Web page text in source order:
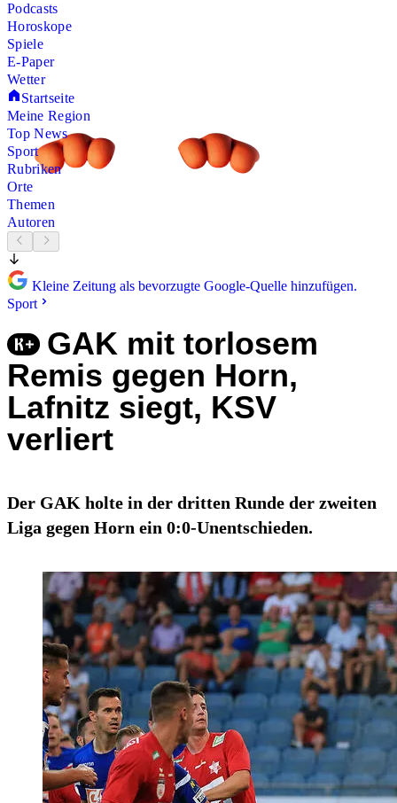
Podcasts
Horoskope
Spiele
E-Paper
Wetter
Startseite
Meine Region
Top News
Sport
Rubriken
Orte
Themen
Autoren
Kleine Zeitung als bevorzugte Google-Quelle hinzufügen.
Sport
GAK mit torlosem
Remis gegen Horn,
Lafnitz siegt, KSV
verliert
Der GAK holte in der dritten Runde der zweiten
Liga gegen Horn ein 0:0-Unentschieden.